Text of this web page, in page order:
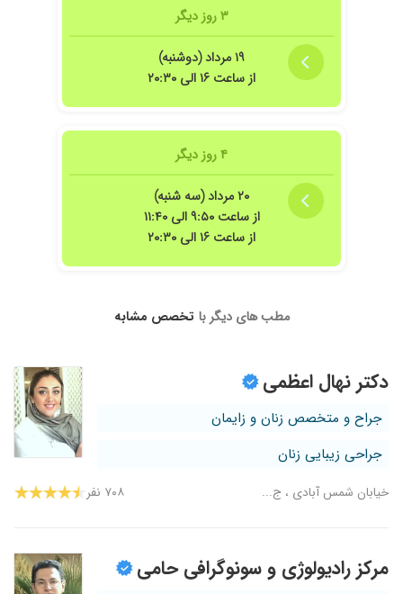
۳ روز دیگر
۱۹ مرداد (دوشنبه)
از ساعت ۱۶ الی ۲۰:۳۰
۴ روز دیگر
۲۰ مرداد (سه شنبه)
از ساعت ۹:۵۰ الی ۱۱:۴۰
از ساعت ۱۶ الی ۲۰:۳۰
مطب های دیگر با تخصص مشابه
دکتر نهال اعظمی
جراح و متخصص زنان و زایمان
جراحی زیبایی زنان
خیابان شمس آبادی ، ج... ۷۰۸ نفر
مرکز رادیولوژی و سونوگرافی حامی